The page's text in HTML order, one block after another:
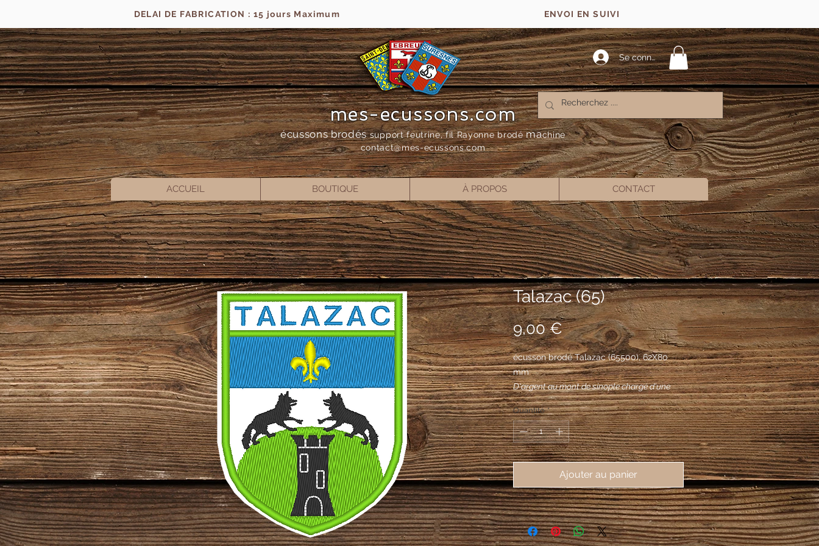
DELAI DE FABRICATION : 15 jours Maximum ENVOI EN SUIVI
Se connecter
mes-ecussons.com
écussons brodés support feutrine, fil Rayonne brodémachine
contact@mes-ecussons.com
ACCUEIL BOUTIQUE À PROPOS CONTACT
Talazac (65)
9,00 €Prix
écusson brodé Talazac (65500), 62X80
mm
D'argent au mont de sinople chargé d'une
tour cousue de sable, sommé de deux
renards affrontés du même, au chef d'azur
chargé d'une fleur de lys d'or.
Quantité *
Ajouter au panier